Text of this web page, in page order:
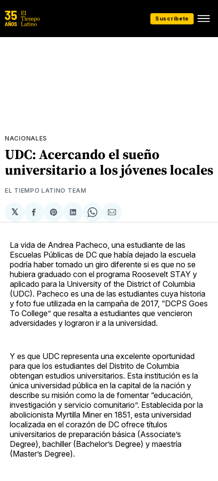
Suscríbete
NACIONALES
UDC: Acercando el sueño
universitario a los jóvenes locales
EL TIEMPO LATINO TEAM
𝕏
Compartir
en
Share
on
Compartir
en
Share
on
Compartir
via
La vida de Andrea Pacheco, una estudiante de las
Escuelas Públicas de DC que había dejado la escuela
podría haber tomado un giro diferente si es que no se
hubiera graduado con el programa Roosevelt STAY y
aplicado para la University of the District of Columbia
(UDC). Pacheco es una de las estudiantes cuya historia
y foto fue utilizada en la campaña de 2017, “DCPS Goes
To College” que resalta a estudiantes que vencieron
adversidades y lograron ir a la universidad.
Y es que UDC representa una excelente oportunidad
para que los estudiantes del Distrito de Columbia
obtengan estudios universitarios. Esta institución es la
única universidad pública en la capital de la nación y
describe su misión como la de fomentar “educación,
investigación y servicio comunitario”. Establecida por la
abolicionista Myrtilla Miner en 1851, esta universidad
localizada en el corazón de DC ofrece títulos
universitarios de preparación básica (Associate’s
Degree), bachiller (Bachelor’s Degree) y maestría
(Master’s Degree).